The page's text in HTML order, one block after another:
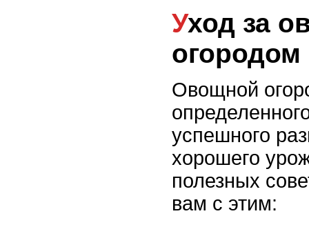
Уход за овощным
огородом
Овощной
успешного
хорошего
полезных
вам с этим: